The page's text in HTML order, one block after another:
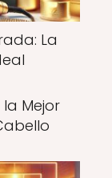
La
Mejor